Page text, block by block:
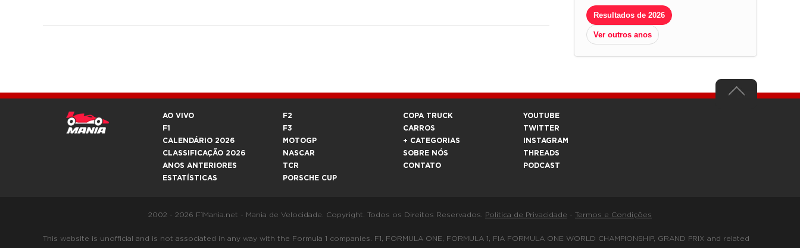
Resultados de 2026
Ver outros anos
AO VIVO
F1
CALENDÁRIO 2026
CLASSIFICAÇÃO 2026
ANOS ANTERIORES
ESTATÍSTICAS
F2
F3
MOTOGP
NASCAR
TCR
PORSCHE CUP
COPA TRUCK
CARROS
+ CATEGORIAS
SOBRE NÓS
CONTATO
YOUTUBE
TWITTER
INSTAGRAM
THREADS
PODCAST
2002 - 2026 F1Mania.net - Mania de Velocidade. Copyright. Todos os Direitos Reservados. Política de Privacidade - Termos e Condições
This website is unofficial and is not associated in any way with the Formula 1 companies. F1, FORMULA ONE, FORMULA 1, FIA FORMULA ONE WORLD CHAMPIONSHIP, GRAND PRIX and related